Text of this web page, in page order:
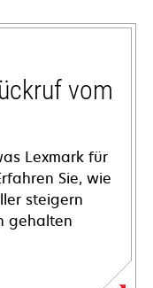
vom
Lexmark für
Sie, wie
steigern
gehalten